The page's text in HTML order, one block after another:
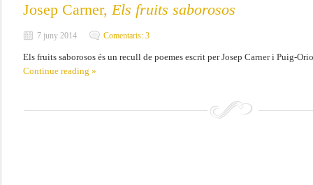
Josep Carner,Els fruits saborosos
7 juny 2014 Comentaris: 3
Els fruits saborosos és un recull de poemes escrit per Josep Carner i Puig-
Continue reading »